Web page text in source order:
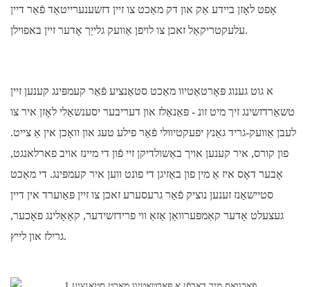
אָפט לאָזן ביידע אַק און דק מאַכט צו זיין דזשענערייטאַד פֿאַר דיין
עלעקטריקאַל זאכן צו לויפן אַוועק גלייַך אָדער זיין באפוילן.
א גוט גענוג פּאָרטאַטיוו מאַכט סטאַנציע פֿאַר קעמפּינג קענען זיין
טשאַרדזשינג זיך מיט זונ - פּאַנאַלז און דעריבער יסענשאַלי לאָזן איר צו
לעבן אַוועק-גריד גאַנץ יפעקטיוולי פֿאַר פילע טעג און וואָכן אין אַ צייט.
פון קורס, איר קענען אויך באַשולדיקן זיי פֿון די מיינז אויב פארלאנגט,
אָבער דאָס איז אַ מין פון באַזיגן די פונט ווען איר קעמפּינג. די מאַכט
סטיישאַנז זענען נוציק פֿאַר גרעסערע זאכן צו זיין פּאַוערד אין דיין
געצעלט אָדער קאַמפּערוואַן אַזאַ ווי פרידזשידער, קאָאָלינג פאָכער,
גרילז און לייץ.